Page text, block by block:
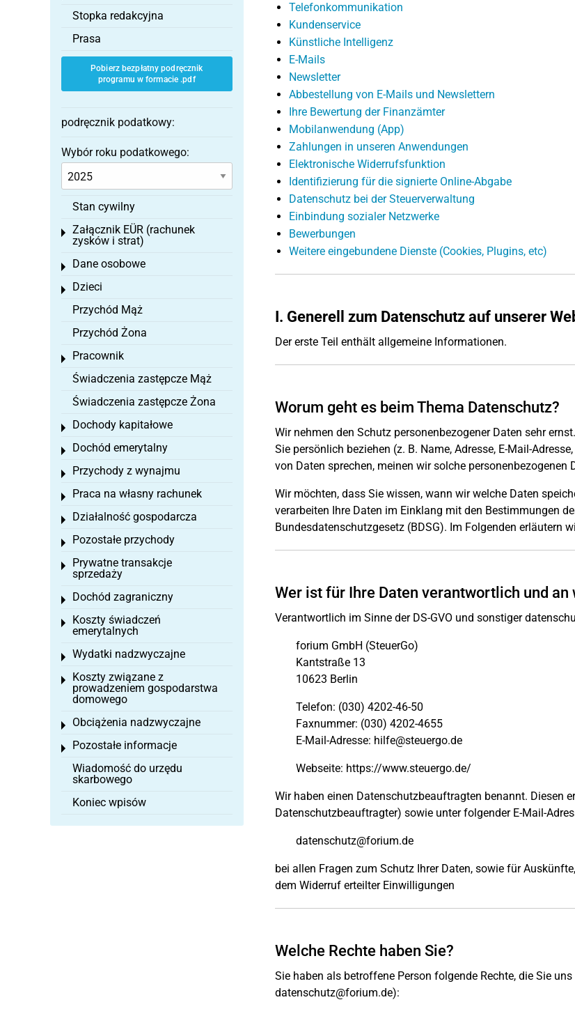
Telefonkommunikation
Kundenservice
Künstliche Intelligenz
E-Mails
Newsletter
Abbestellung von E-Mails und Newslettern
Ihre Bewertung der Finanzämter
Mobilanwendung (App)
Zahlungen in unseren Anwendungen
Elektronische Widerrufsfunktion
Identifizierung für die signierte Online-Abgabe
Datenschutz bei der Steuerverwaltung
Einbindung sozialer Netzwerke
Bewerbungen
Weitere eingebundene Dienste (Cookies, Plugins, etc)
I. Generell zum Datenschutz auf unserer
Der erste Teil enthält allgemeine Informationen.
Worum geht es beim Thema Datenschutz?
Wir nehmen den Schutz personenbezogener Daten sehr
Sie persönlich beziehen (z. B. Name, Adresse, E-Mail-
von Daten sprechen, meinen wir solche personenbezogenen
Wir möchten, dass Sie wissen, wann wir welche Daten
verarbeiten Ihre Daten im Einklang mit den Bestimmungen
Bundesdatenschutzgesetz (BDSG). Im Folgenden erläutern
Wer ist für Ihre Daten verantwortlich und an
Verantwortlich im Sinne der DS-GVO und sonstiger
forium GmbH (SteuerGo)
Kantstraße 13
10623 Berlin
Telefon: (030) 4202-46-50
Faxnummer: (030) 4202-4655
E-Mail-Adresse: hilfe@steuergo.de
Webseite: https://www.steuergo.de/
Wir haben einen Datenschutzbeauftragten benannt. Diesen
Datenschutzbeauftragter) sowie unter folgender E-Mail-
datenschutz@forium.de
bei allen Fragen zum Schutz Ihrer Daten, sowie für
dem Widerruf erteilter Einwilligungen
Welche Rechte haben Sie?
Sie haben als betroffene Person folgende Rechte, die Sie
datenschutz@forium.de):
Stopka redakcyjna
Prasa
Pobierz bezpłatny podręcznik
programu w formacie .pdf
podręcznik podatkowy:
Wybór roku podatkowego:
Stan cywilny
Załącznik EÜR (rachunek
zysków i strat)
Toggle menu
Dane osobowe
Toggle menu
Dzieci
Toggle menu
Przychód Mąż
Przychód Żona
Pracownik
Toggle menu
Świadczenia zastępcze Mąż
Świadczenia zastępcze Żona
Dochody kapitałowe
Toggle menu
Dochód emerytalny
Toggle menu
Przychody z wynajmu
Toggle menu
Praca na własny rachunek
Toggle menu
Działalność gospodarcza
Toggle menu
Pozostałe przychody
Toggle menu
Prywatne transakcje
sprzedaży
Toggle menu
Dochód zagraniczny
Toggle menu
Koszty świadczeń
emerytalnych
Toggle menu
Wydatki nadzwyczajne
Toggle menu
Koszty związane z
prowadzeniem gospodarstwa
domowego
Toggle menu
Obciążenia nadzwyczajne
Toggle menu
Pozostałe informacje
Toggle menu
Wiadomość do urzędu
skarbowego
Koniec wpisów